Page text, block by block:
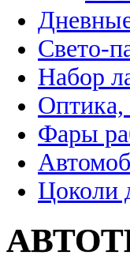
Свето-
Набор
Фары
Цоколи